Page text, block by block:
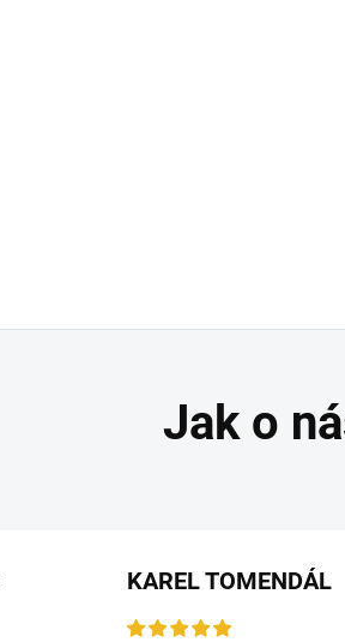
KAREL TOMENDÁL